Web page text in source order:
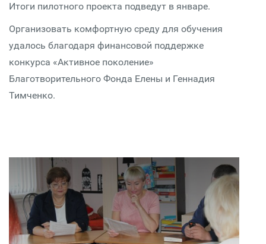
Итоги пилотного проекта подведут в январе.
Организовать комфортную среду для обучения
удалось благодаря финансовой поддержке
конкурса «Активное поколение»
Благотворительного Фонда Елены и Геннадия
Тимченко.